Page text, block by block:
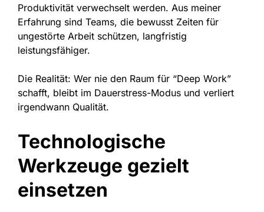
Produktivität verwechselt werden. Aus meiner
Erfahrung sind Teams, die bewusst Zeiten für
ungestörte Arbeit schützen, langfristig
leistungsfähiger.
Die Realität: Wer nie den Raum für “Deep Work”
schafft, bleibt im Dauerstress-Modus und verliert
irgendwann Qualität.
Technologische
Werkzeuge gezielt
einsetzen